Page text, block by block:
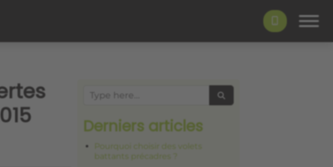
Search
Derniers articles
Pourquoi choisir des volets
battants précadres ?